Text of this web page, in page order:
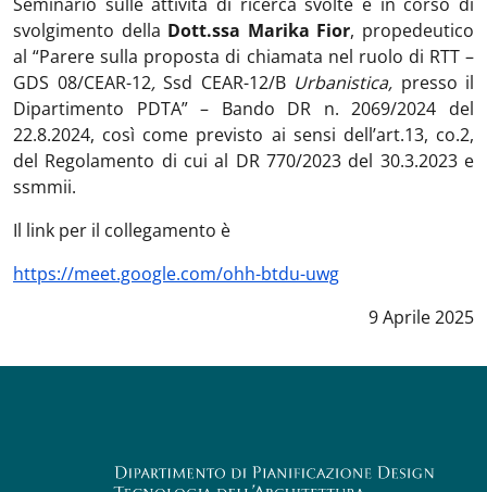
svolgimento della Dott.ssa Marika Fior, propedeutico
al “Parere sulla proposta di chiamata nel ruolo di RTT –
GDS 08/CEAR-12, Ssd CEAR-12/B Urbanistica, presso il
Dipartimento PDTA” – Bando DR n. 2069/2024 del
22.8.2024, così come previsto ai sensi dell’art.13, co.2,
del Regolamento di cui al DR 770/2023 del 30.3.2023 e
ssmmii.
Il link per il collegamento è
https://meet.google.com/ohh-btdu-uwg
Data notizia
9 Aprile 2025